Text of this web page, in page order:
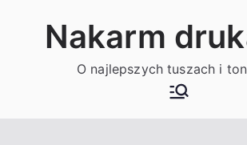
Nakarm
O najlepszych tuszach i